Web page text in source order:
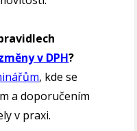
v DPH?
, kde se
a doporučením
v praxi.